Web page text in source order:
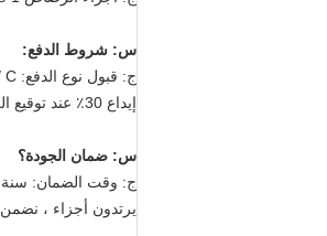
س: شروط الدفع:
ج: قبول نوع الدفع: T / T ، L / C ، ويسترن يونيون ، نقدًا.
إيداع 30٪ عند توقيع العقد.دفع كامل المبلغ قبل الشحن.
س: ضمان الجودة؟
ج: وقت الضمان: سنة
يرتدون أجزاء ، نضمن